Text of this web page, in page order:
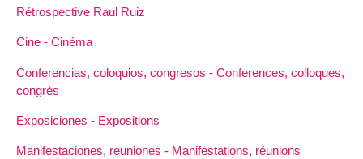
Rétrospective Raul Ruiz
Cine - Cinéma
Conferencias, coloquios, congresos - Conferences, colloques,
congrès
Exposiciones - Expositions
Manifestaciones, reuniones - Manifestations, réunions